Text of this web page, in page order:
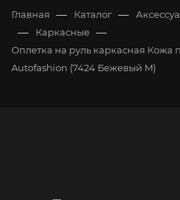
Главная — Каталог —
— Каркасные —
Оплетка на руль каркасная Кожа
Autofashion (7424 Бежевый M)